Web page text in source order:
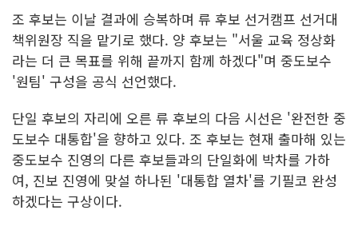
조 후보는 이날 결과에 승복하며 류 후보 선거캠프 선거대
책위원장 직을 맡기로 했다. 양 후보는 "서울 교육 정상화
라는 더 큰 목표를 위해 끝까지 함께 하겠다"며 중도보수
'원팀' 구성을 공식 선언했다.
단일 후보의 자리에 오른 류 후보의 다음 시선은 '완전한 중
도보수 대통합'을 향하고 있다. 조 후보는 현재 출마해 있는
중도보수 진영의 다른 후보들과의 단일화에 박차를 가하
여, 진보 진영에 맞설 하나된 '대통합 열차'를 기필코 완성
하겠다는 구상이다.